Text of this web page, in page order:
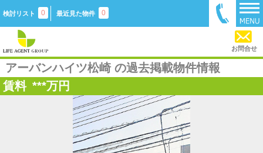
検討リスト 0 最近見た物件 0
お問合せ
アーバンハイツ松崎 の過去掲載物件情報
賃料 ***万円